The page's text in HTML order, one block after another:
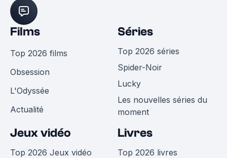
Films
Top 2026 films
Obsession
L'Odyssée
Actualité
Séries
Top 2026 séries
Spider-Noir
Lucky
Les nouvelles séries du
moment
Jeux vidéo
Top 2026 Jeux vidéo
Livres
Top 2026 livres